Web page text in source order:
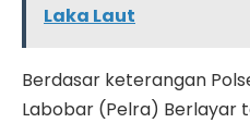
Laka Laut
Berdasar keterangan
Labobar (Pelra) Berlayar